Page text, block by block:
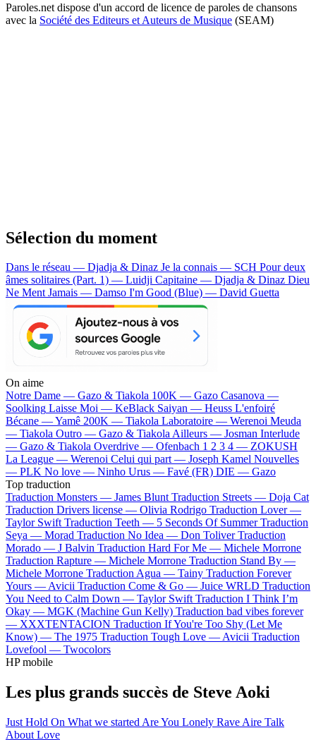
Paroles.net dispose d'un accord de licence de paroles de chansons
avec la Société des Editeurs et Auteurs de Musique (SEAM)
Sélection du moment
Dans le réseau — Djadja & Dinaz Je la connais — SCH Pour deux
âmes solitaires (Part. 1) — Luidji Capitaine — Djadja & Dinaz Dieu
Ne Ment Jamais — Damso I'm Good (Blue) — David Guetta
On aime
Notre Dame — Gazo & Tiakola 100K — Gazo Casanova —
Soolking Laisse Moi — KeBlack Saiyan — Heuss L'enfoiré
Bécane —Yamê 200K — Tiakola Laboratoire — Werenoi Meuda
— Tiakola Outro — Gazo & TiakolaAilleurs — Josman Interlude
— Gazo & Tiakola Overdrive — Ofenbach 1 2 3 4 — ZOKUSH
La League — Werenoi Celui qui part — Joseph Kamel Nouvelles
— PLK No love — Ninho Urus — Favé (FR) DIE — Gazo
Top traduction
Traduction Monsters — James Blunt Traduction Streets — Doja Cat
Traduction Drivers license — Olivia Rodrigo Traduction Lover —
Taylor Swift Traduction Teeth — 5 Seconds Of Summer Traduction
Seya — Morad Traduction No Idea — Don Toliver Traduction
Morado — J Balvin Traduction Hard For Me — Michele Morrone
Traduction Rapture — Michele Morrone Traduction Stand By —
Michele Morrone Traduction Agua — Tainy Traduction Forever
Yours —Avicii Traduction Come & Go — Juice WRLD Traduction
You Need to Calm Down — Taylor Swift Traduction I Think I’m
Okay — MGK (Machine Gun Kelly) Traduction bad vibes forever
— XXXTENTACION Traduction If You're Too Shy (Let Me
Know) — The 1975 Traduction Tough Love —Avicii Traduction
Lovefool — Twocolors
HP mobile
Les plus grands succès de Steve Aoki
Just Hold On What we started Are You Lonely Rave Aire Talk
About Love